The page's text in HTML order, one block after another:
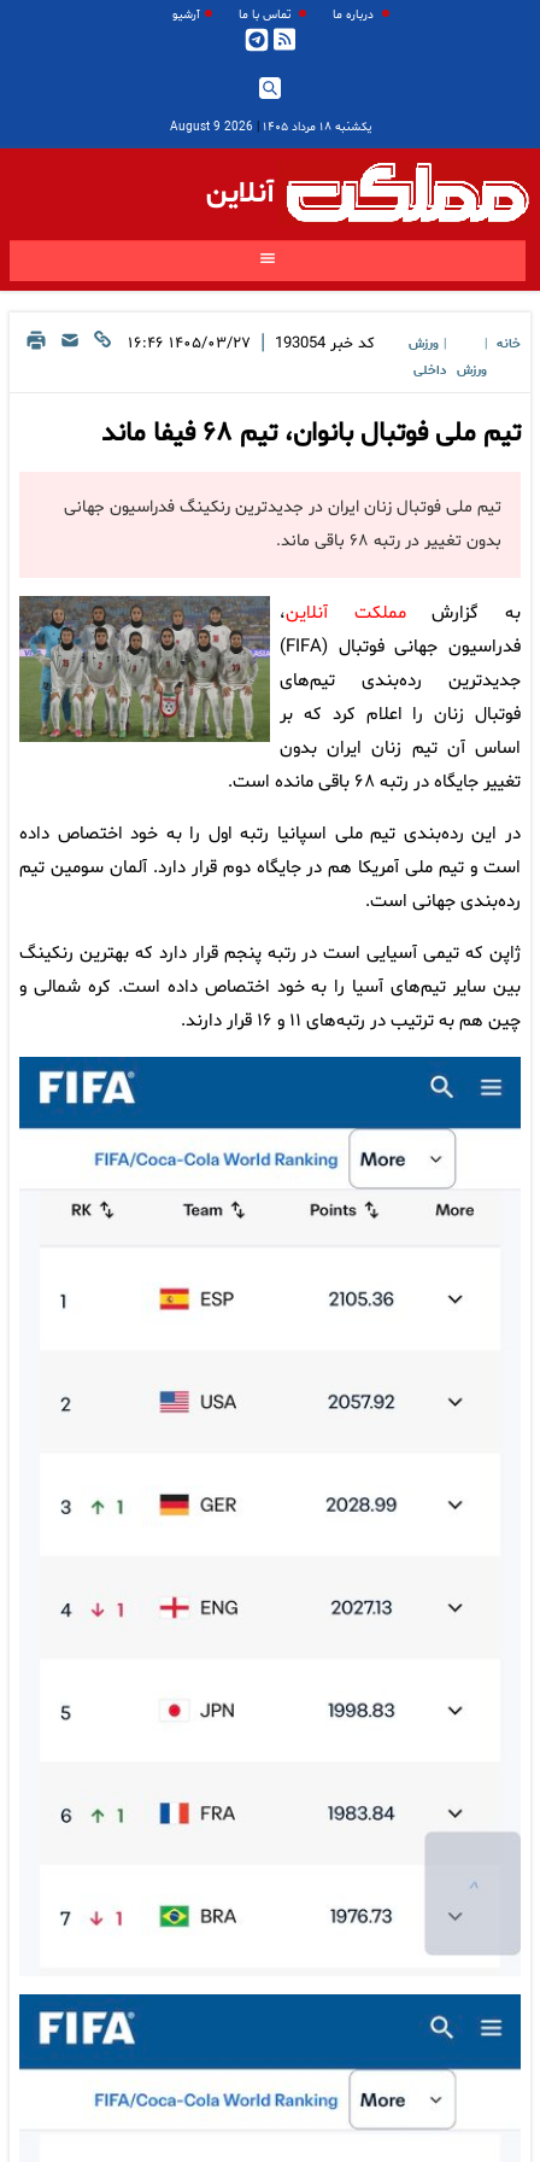
درباره ما تماس با ما آرشیو
یکشنبه ۱۸ مرداد ۱۴۰۵ |
2026 August 9
آنلاین
خانه
ورزش
ورزش
داخلی
کد خبر 193054
| ۱۴۰۵/۰۳/۲۷ ۱۶:۴۶
تیم ملی فوتبال بانوان، تیم ۶۸ فیفا ماند
تیم ملی فوتبال زنان ایران در جدیدترین رنکینگ فدراسیون جهانی
بدون تغییر در رتبه ۶۸ باقی ماند.
به گزارشمملکت آنلاین،
فدراسیون جهانی فوتبال (FIFA)
جدیدترین رده‌بندی تیم‌های
فوتبال زنان را اعلام کرد که بر
اساس آن تیم زنان ایران بدون
تغییر جایگاه در رتبه ۶۸ باقی مانده است.
در این رده‌بندی تیم ملی اسپانیا رتبه اول را به خود اختصاص داده
است و تیم ملی آمریکا هم در جایگاه دوم قرار دارد. آلمان سومین تیم
رده‌بندی جهانی است.
ژاپن که تیمی آسیایی است در رتبه پنجم قرار دارد که بهترین رنکینگ
بین سایر تیم‌های آسیا را به خود اختصاص داده است. کره شمالی و
چین هم به ترتیب در رتبه‌های ۱۱ و ۱۶ قرار دارند.